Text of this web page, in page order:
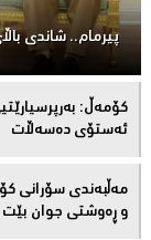
پیرمام.. شاندی
كۆمەڵ:
ئەستۆی دەسەڵات
مەڵبەندى سۆرانى
و ڕەوشتى جوان بێت